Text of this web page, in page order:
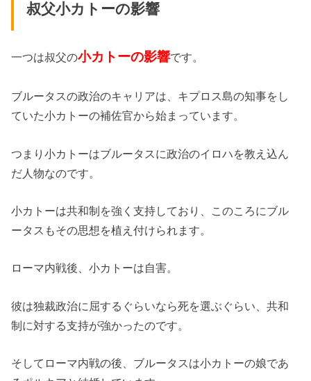
叔父小カトーの影響
一つは叔父の小カトーの影響です。
ブルータスの政治のキャリアは、キプロス島の知事をし
ていた小カトーの補佐官から始まっています。
つまり小カトーはブルータスに政治のイロハを教え込ん
だ人物なのです。
小カトーは共和制を強く支持しており、このころにブル
ータスもその思想を植え付けられます。
ローマ内戦後、小カトーは自害。
彼は独裁政治に屈するぐらいなら死を選ぶぐらい、共和
制に対する支持が強かったのです。
そしてローマ内戦の後、ブルータスは小カトーの娘であ